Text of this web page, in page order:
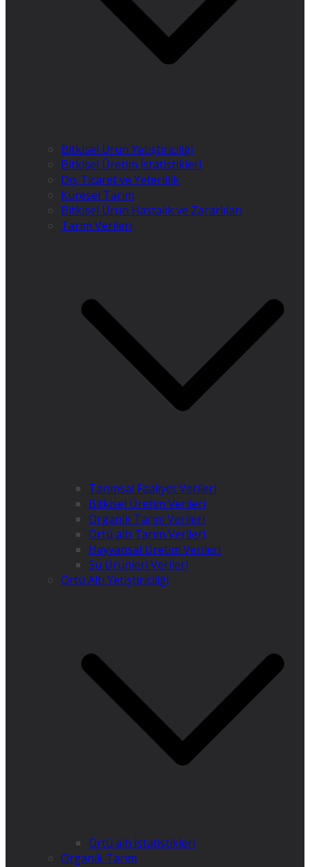
Bitkisel Ürün Yetiştiriciliği
Bitkisel Üretim İstatistikleri
Dış Ticaret ve Yeterlilik
Küresel Tarım
Bitkisel Ürün Hastalık ve Zararlıları
Tarım Verileri
Tarımsal Faaliyet Verileri
Bitkisel Üretim Verileri
Organik Tarım Verileri
Örtü altı Tarım Verileri
Hayvansal Üretim Verileri
Su Ürünleri Verileri
Örtü Altı Yetiştiriciliği
Örtü altı İstatistikleri
Organik Tarım